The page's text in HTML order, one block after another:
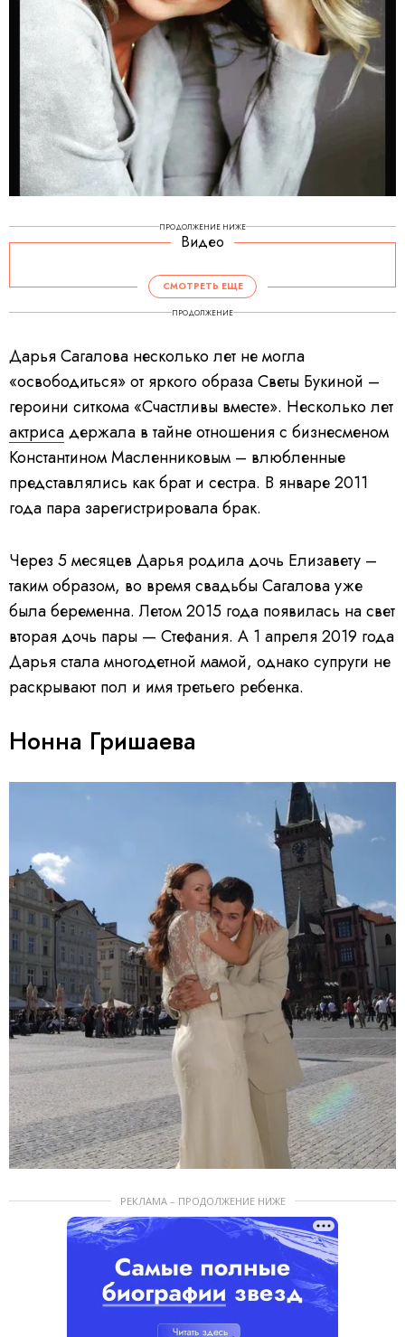
ПРОДОЛЖЕНИЕ НИЖЕ
Видео
СМОТРЕТЬ ЕЩЕ
ПРОДОЛЖЕНИЕ
Дарья Сагалова несколько лет не могла
«освободиться» от яркого образа Светы Букиной –
героини ситкома «Счастливы вместе». Несколько лет
актрисадержала в тайне отношения с бизнесменом
Константином Масленниковым – влюбленные
представлялись как брат и сестра. В январе 2011
года пара зарегистрировала брак.
Через 5 месяцев Дарья родила дочь Елизавету –
таким образом, во время свадьбы Сагалова уже
была беременна. Летом 2015 года появилась на свет
вторая дочь пары — Стефания. А 1 апреля 2019 года
Дарья стала многодетной мамой, однако супруги не
раскрывают пол и имя третьего ребенка.
Нонна Гришаева
РЕКЛАМА – ПРОДОЛЖЕНИЕ НИЖЕ